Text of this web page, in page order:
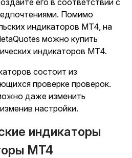
его в соответствии с
Помимо
индикаторов MT4, на
можно купить
индикаторов MT4.
состоит из
проверке проверок.
даже изменить
настройки.
индикаторы
MT4